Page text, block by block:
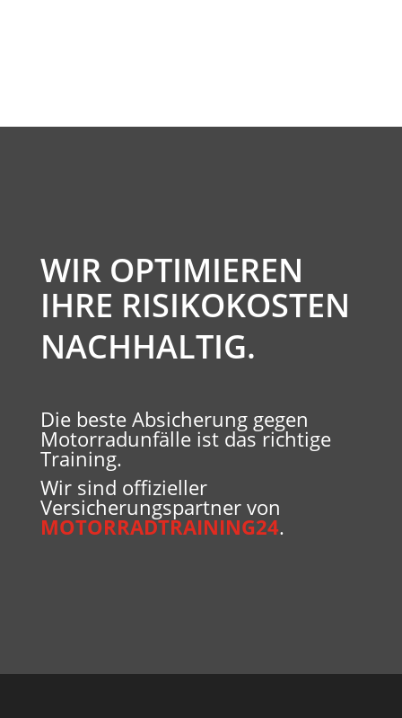
WIR OPTIMIEREN
IHRE RISIKOKOSTEN
NACHHALTIG.
Die beste Absicherung gegen
Motorradunfälle ist das richtige
Training.
Wir sind offizieller
Versicherungspartner von
MOTORRADTRAINING24.